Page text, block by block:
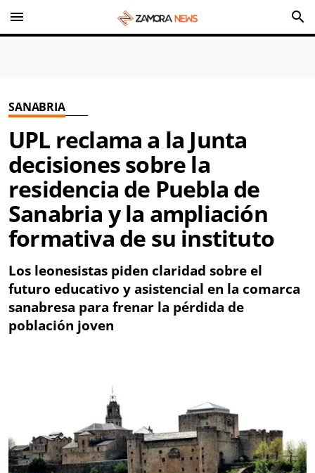
menu search
SANABRIA
UPL reclama a la Junta
decisiones sobre la
residencia de Puebla de
Sanabria y la ampliación
formativa de su instituto
Los leonesistas piden claridad sobre el
futuro educativo y asistencial en la comarca
sanabresa para frenar la pérdida de
población joven